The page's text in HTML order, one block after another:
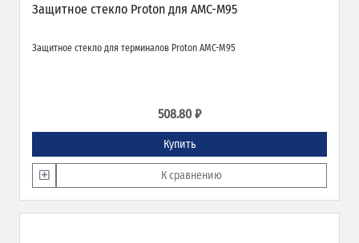
Защитное стекло Proton для AMC-M95
Защитное стекло для терминалов Proton AMC-M95
508.80 ₽
Купить
К сравнению